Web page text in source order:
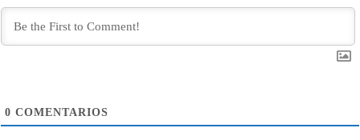
0 COMENTARIOS